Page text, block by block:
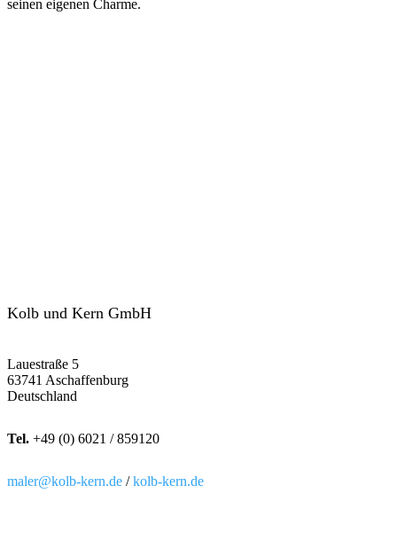
seinen eigenen Charme.
Kolb und Kern GmbH
Lauestraße 5
63741 Aschaffenburg
Deutschland
Tel. +49 (0) 6021 / 859120
maler@kolb-kern.de /kolb-kern.de